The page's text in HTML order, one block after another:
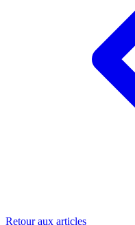
Retour aux articles